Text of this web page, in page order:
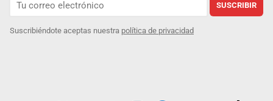
SUSCRIBIR
Suscribiéndote aceptas nuestra política de privacidad